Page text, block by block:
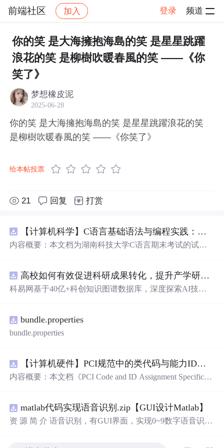
前端社区 加入 登录 频道
社区 前端社区 感慨 帖子详情
你的笑 是大海擁抱海島的笑 是星星跳躍
浪花的笑 是柳樹吹暖春風的笑 ――《你
笑了》
梦想橡皮泥
2025-06-28
你的笑 是大海擁抱海島的笑 是星星跳躍浪花的笑
是柳樹吹暖春風的笑 ――《你笑了》
给本帖投票
21 回复 打赏
【计算机科学】C语言基础语法与编程实践：湖南科技大学期末考试核心知识点解析
内容概要：本文档为湖南科技大学C语言期末考试的试题
循环）、数组、字符串处理、函数定义与调用、指针初步
等内容。题目形式为单项选择题，每道题后附有正确答
业学习C语言课程的学生，特别是准备期末考试或需要强
化基础知识的初学者。; 使用场景及目标：①用于考前复
习，检验对C语言核心概念的掌握程度；②辅助教师出题
辑分析能力。; 阅读建议：建议结合教材和上机实践进行练
习，重点关注易错题和涉及复杂逻辑控制的题目，理解每
道题背后的程序执行流程，以达到真正掌握语言特性的目
高校如何有效促进科研成果转化，提升产学研合作效率？.docx
科易网基于40亿+科创知识图谱数据库，深度探索AI技术
新领域的AI+数智化解决方案，推动科技创新与产业创新
智能化发展。
bundle.properties
bundle.properties
【计算机硬件】PCI规范中的类代码与能力ID分配：设备功能分类及扩展能力标识系统设计
内容概要：本文档《PCI Code and ID Assignment Specificati
力标识（Extended Capability IDs）的标准编码规范。文档
详细列出了各类设备的功能分类，包括存储控制器、网络
matlab代码实现语音识别.zip【GUI设计Matlab】
资 源 简 介 语音识别，有GUI界面，实现0~9数字语音识别